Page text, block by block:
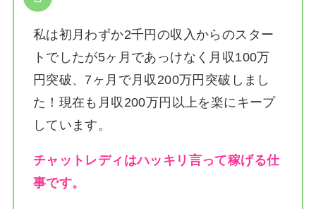
私は初月わずか2千円の収入からのスター
トでしたが5ヶ月であっけなく月収100万
円突破、7ヶ月で月収200万円突破しまし
た！ 現在も月収200万円以上を楽にキープ
しています。
チャットレディはハッキリ言って稼げる仕
事です。